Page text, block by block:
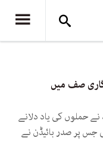
صف میں
حملوں کی یاد دلانے
جس پر صدر بائیڈن نے